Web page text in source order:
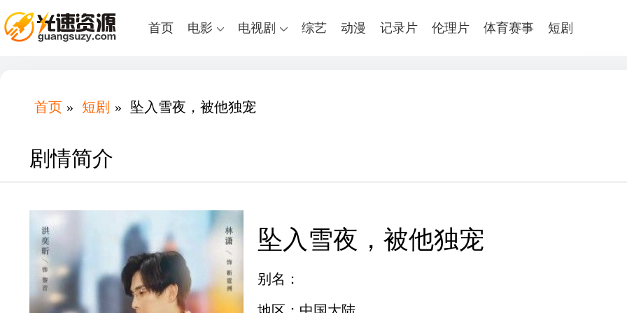
首页 电影 电视剧 综艺 动漫 记录片 伦理片 体育赛事 短剧
首页 » 短剧 » 坠入雪夜，被他独宠
剧情简介
坠入雪夜，被他独宠
别名：